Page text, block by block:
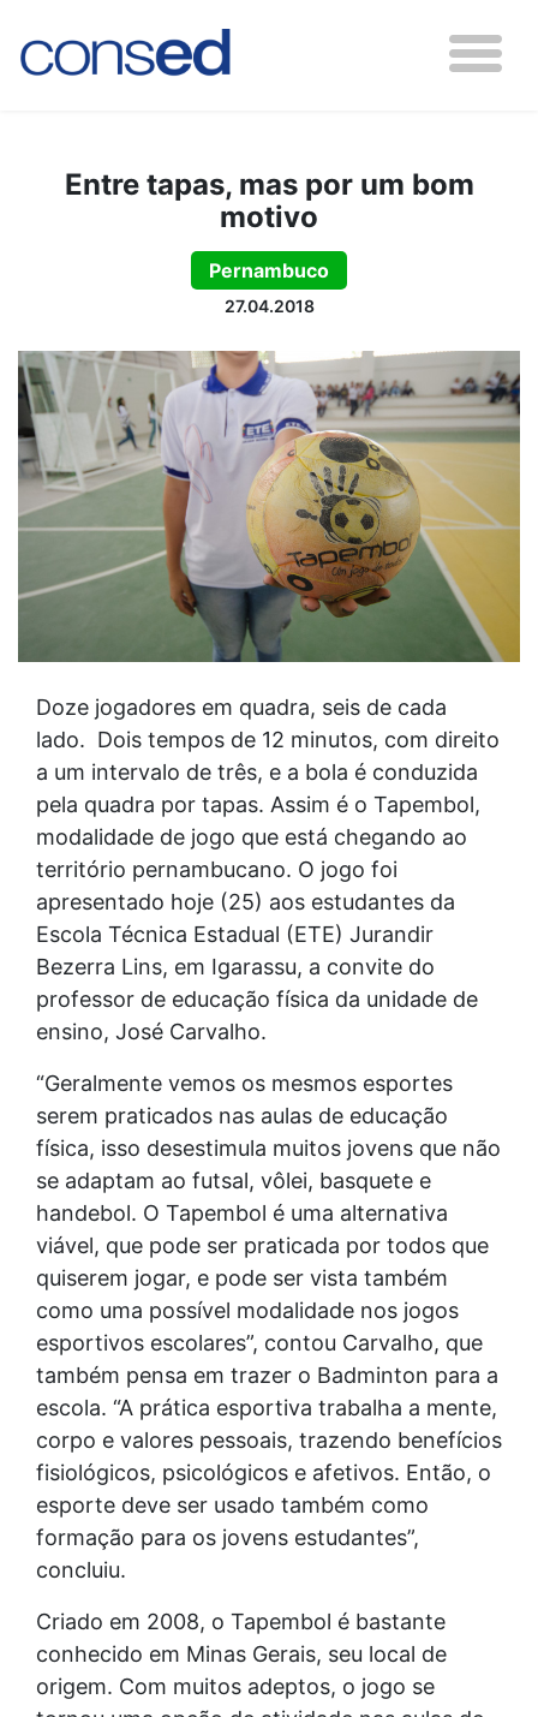
Entre tapas, mas por um bom
motivo
Pernambuco
27.04.2018
Doze jogadores em quadra, seis de cada
lado. Dois tempos de 12 minutos, com direito
a um intervalo de três, e a bola é conduzida
pela quadra por tapas. Assim é o Tapembol,
modalidade de jogo que está chegando ao
território pernambucano. O jogo foi
apresentado hoje (25) aos estudantes da
Escola Técnica Estadual (ETE) Jurandir
Bezerra Lins, em Igarassu, a convite do
professor de educação física da unidade de
ensino, José Carvalho.
“Geralmente vemos os mesmos esportes
serem praticados nas aulas de educação
física, isso desestimula muitos jovens que não
se adaptam ao futsal, vôlei, basquete e
handebol. O Tapembol é uma alternativa
viável, que pode ser praticada por todos que
quiserem jogar, e pode ser vista também
como uma possível modalidade nos jogos
esportivos escolares”, contou Carvalho, que
também pensa em trazer o Badminton para a
escola. “A prática esportiva trabalha a mente,
corpo e valores pessoais, trazendo benefícios
fisiológicos, psicológicos e afetivos. Então, o
esporte deve ser usado também como
formação para os jovens estudantes”,
concluiu.
Criado em 2008, o Tapembol é bastante
conhecido em Minas Gerais, seu local de
origem. Com muitos adeptos, o jogo se